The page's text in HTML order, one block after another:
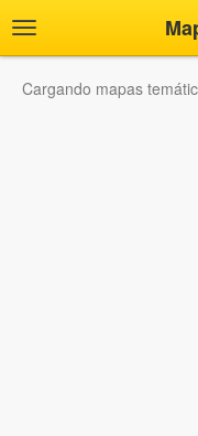
Toggle
navigation
Cargando mapas